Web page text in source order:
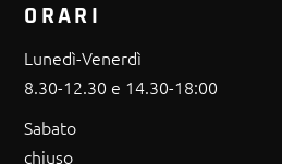
ORARI
Lunedì-Venerdì
8.30-12.30 e 14.30-18:00
Sabato
chiuso